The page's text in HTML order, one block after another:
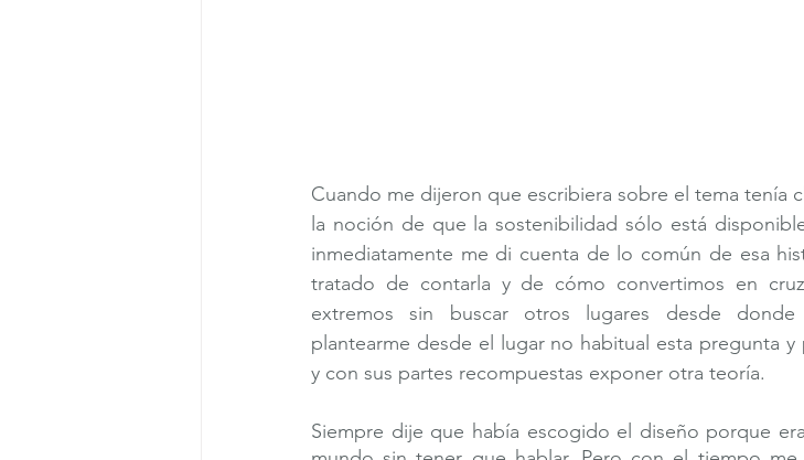
Cuando me dijeron que escribiera sobre el tema tenía
la noción de que la sostenibilidad sólo está
inmediatamente me di cuenta de lo común de esa
tratado de contarla y de cómo convertimos en
extremos sin buscar otros lugares desde
plantearme desde el lugar no habitual esta pregunta
y con sus partes recompuestas exponer otra teoría.
Siempre dije que había escogido el diseño porque